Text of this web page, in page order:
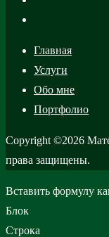
Главная
Услуги
Обо мне
Портфолио
Copyright ©2026 Математика| Физика| Информатика . Все
права защищены.
Вставить формулу
Блок
Строка